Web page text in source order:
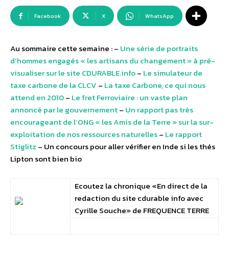
Facebook X WhatsApp
Au sommaire cette semaine : – Une série de portraits
d’hommes engagés « les artisans du changement » à pré-
visualiser sur le site CDURABLE.info– Le simulateur de
taxe carbone de la CLCV – La taxe Carbone, ce qui nous
attend en 2010– Le fret Ferroviaire : un vaste plan
annoncé par le gouvernement– Un rapport pas très
encourageant de l’ONG « les Amis de la Terre » sur la sur-
exploitation de nos ressources naturelles– Le rapport
Stiglitz – Un concours pour aller vérifier en Inde si les thés
Lipton sont bien bio
Ecoutez la chronique «En direct de la
redaction du site cdurable info avec
Cyrille Souche» de FREQUENCE TERRE